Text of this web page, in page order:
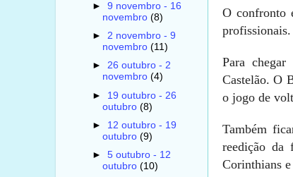
O confronto
Para
Castelão. O
o jogo de
Também
reedição
Corinthians
► 9 novembro - 16
novembro (8)
► 2 novembro - 9
novembro (11)
► 26 outubro - 2
novembro (4)
► 19 outubro - 26
outubro (8)
► 12 outubro - 19
outubro (9)
► 5 outubro - 12
outubro (10)